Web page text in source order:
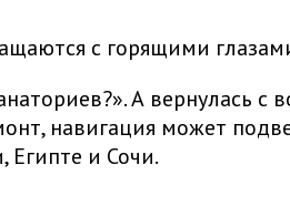
с горящими
А вернулась с
навигация может
Египте и Сочи.